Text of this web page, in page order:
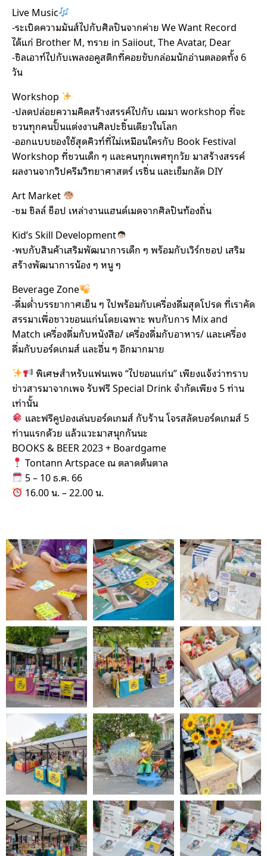
Live Music
-ระเบิดความมันส์ไปกับศิลปินจากค่าย We Want Record
ได้แก่ Brother M, ทราย in Saiiout, The Avatar, Dear
-ชิลเอาท์ไปกับเพลงอคูสติกที่คอยขับกล่อมนักอ่านตลอดทั้ง 6
วัน
Workshop
-ปลดปล่อยความคิดสร้างสรรค์ไปกับ เฌมา workshop ที่จะ
ชวนทุกคนปั้นแต่งงานศิลปะชิ้นเดียวในโลก
-ออกแบบของใช้สุดคิวท์ที่ไม่เหมือนใครกับ Book Festival
Workshop ที่ชวนเด็ก ๆ และคนทุกเพศทุกวัย มาสร้างสรรค์
ผลงานจากวิปครีมวิทยาศาสตร์ เรซิ่น และเข็มกลัด DIY
Art Market
-ชม ชิลล์ ช็อป เหล่างานแฮนด์เมดจากศิลปินท้องถิ่น
Kid’s Skill Development
-พบกับสินค้าเสริมพัฒนาการเด็ก ๆ พร้อมกับเวิร์กชอป เสริม
สร้างพัฒนาการน้อง ๆ หนู ๆ
Beverage Zone
-ดื่มด่ำบรรยากาศเย็น ๆ ไปพร้อมกับเครื่องดื่มสุดโปรด ที่เราคัด
สรรมาเพื่อชาวขอนแก่นโดยเฉพาะ พบกับการ Mix and
Match เครื่องดื่มกับหนังสือ/ เครื่องดื่มกับอาหาร/ และเครื่อง
ดื่มกับบอร์ดเกมส์ และอื่น ๆ อีกมากมาย
พิเศษสำหรับแฟนเพจ “ไปขอนแก่น” เพียงแจ้งว่าทราบ
ข่าวสารมาจากเพจ รับฟรี Special Drink จำกัดเพียง 5 ท่าน
เท่านั้น
และฟรีคูปองเล่นบอร์ดเกมส์ กับร้าน โจรสลัดบอร์ดเกมส์ 5
ท่านแรกด้วย แล้วแวะมาสนุกกันนะ​
BOOKS & BEER 2023 + Boardgame
Tontann Artspace ณ ตลาดต้นตาล
5 – 10 ธ.ค. 66
16.00 น. – 22.00 น.